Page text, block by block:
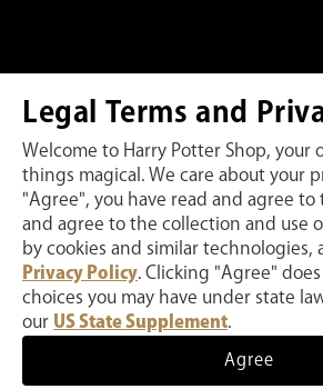
Legal Terms and
Welcome to Harry Potter Shop, your
things magical. We care about your
"Agree", you have read and agree to
and agree to the collection and use
by cookies and similar technologies,
Privacy Policy. Clicking "Agree"
choices you may have under state
ourUS State Supplement.
Agree
カートに追加
ハリー・ポッター ショップ ニューヨ
ハリー・ポッター ショップ シカゴ
ワーナー ブラザース スタジオツアー
グ・オブ・ハリー・ポッター
ワーナー ブラザース スタジオツアー
ング・オブ・ハリー・ポッター
注文に関して
配送に関して
返品に関して
ファンクラブに関して
プライバシーポリシー
ウェブサイト利用規約
インターネット販売規約
Ad Choices
特定商取引法に基づく表記
私たちのウェブサイトはMicrosoft Clarityを使用す
ブサイトのご利用状況をモニターし、弊社サービ
す。お客様は私たちのウェブサイトを使用すること
のようなデータを収集することに同意
ハリー・ポッター、ウィザーディング・ワールド、
ラクター、名前、および標識は TM および ©
Inc. の著作権所有です。